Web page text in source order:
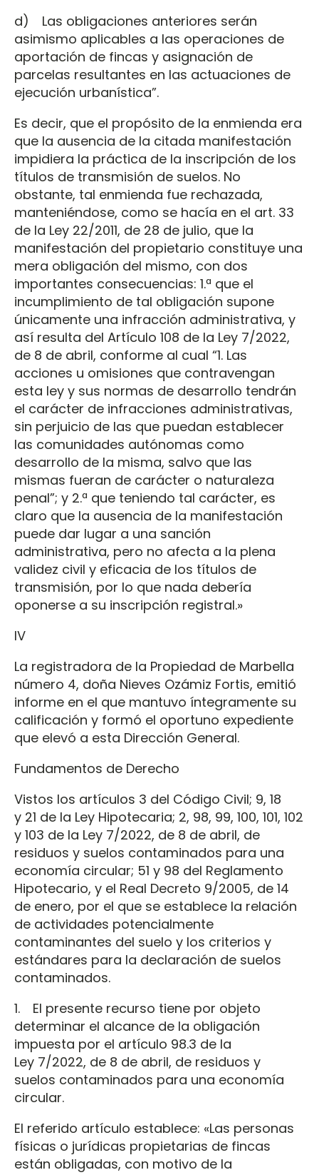
d) Las obligaciones anteriores serán
asimismo aplicables a las operaciones de
aportación de fincas y asignación de
parcelas resultantes en las actuaciones de
ejecución urbanística”.
Es decir, que el propósito de la enmienda era
que la ausencia de la citada manifestación
impidiera la práctica de la inscripción de los
títulos de transmisión de suelos. No
obstante, tal enmienda fue rechazada,
manteniéndose, como se hacía en el art. 33
de la Ley 22/2011, de 28 de julio, que la
manifestación del propietario constituye una
mera obligación del mismo, con dos
importantes consecuencias: 1.ª que el
incumplimiento de tal obligación supone
únicamente una infracción administrativa, y
así resulta del Artículo 108 de la Ley 7/2022,
de 8 de abril, conforme al cual “1. Las
acciones u omisiones que contravengan
esta ley y sus normas de desarrollo tendrán
el carácter de infracciones administrativas,
sin perjuicio de las que puedan establecer
las comunidades autónomas como
desarrollo de la misma, salvo que las
mismas fueran de carácter o naturaleza
penal”; y 2.ª que teniendo tal carácter, es
claro que la ausencia de la manifestación
puede dar lugar a una sanción
administrativa, pero no afecta a la plena
validez civil y eficacia de los títulos de
transmisión, por lo que nada debería
oponerse a su inscripción registral.»
IV
La registradora de la Propiedad de Marbella
número 4, doña Nieves Ozámiz Fortis, emitió
informe en el que mantuvo íntegramente su
calificación y formó el oportuno expediente
que elevó a esta Dirección General.
Fundamentos de Derecho
Vistos los artículos 3 del Código Civil; 9, 18
y 21 de la Ley Hipotecaria; 2, 98, 99, 100, 101, 102
y 103 de la Ley 7/2022, de 8 de abril, de
residuos y suelos contaminados para una
economía circular; 51 y 98 del Reglamento
Hipotecario, y el Real Decreto 9/2005, de 14
de enero, por el que se establece la relación
de actividades potencialmente
contaminantes del suelo y los criterios y
estándares para la declaración de suelos
contaminados.
1. El presente recurso tiene por objeto
determinar el alcance de la obligación
impuesta por el artículo 98.3 de la
Ley 7/2022, de 8 de abril, de residuos y
suelos contaminados para una economía
circular.
El referido artículo establece: «Las personas
físicas o jurídicas propietarias de fincas
están obligadas, con motivo de la